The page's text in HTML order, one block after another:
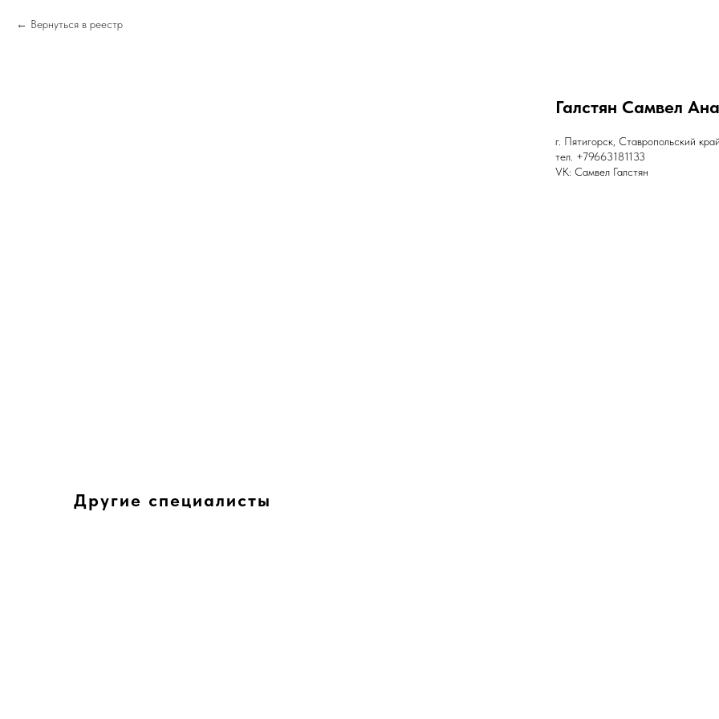
Вернуться в реестр
Галстян Самвел
г. Пятигорск, Ставропольский край
тел. +79663181133
VK: Самвел Галстян
Другие специалисты